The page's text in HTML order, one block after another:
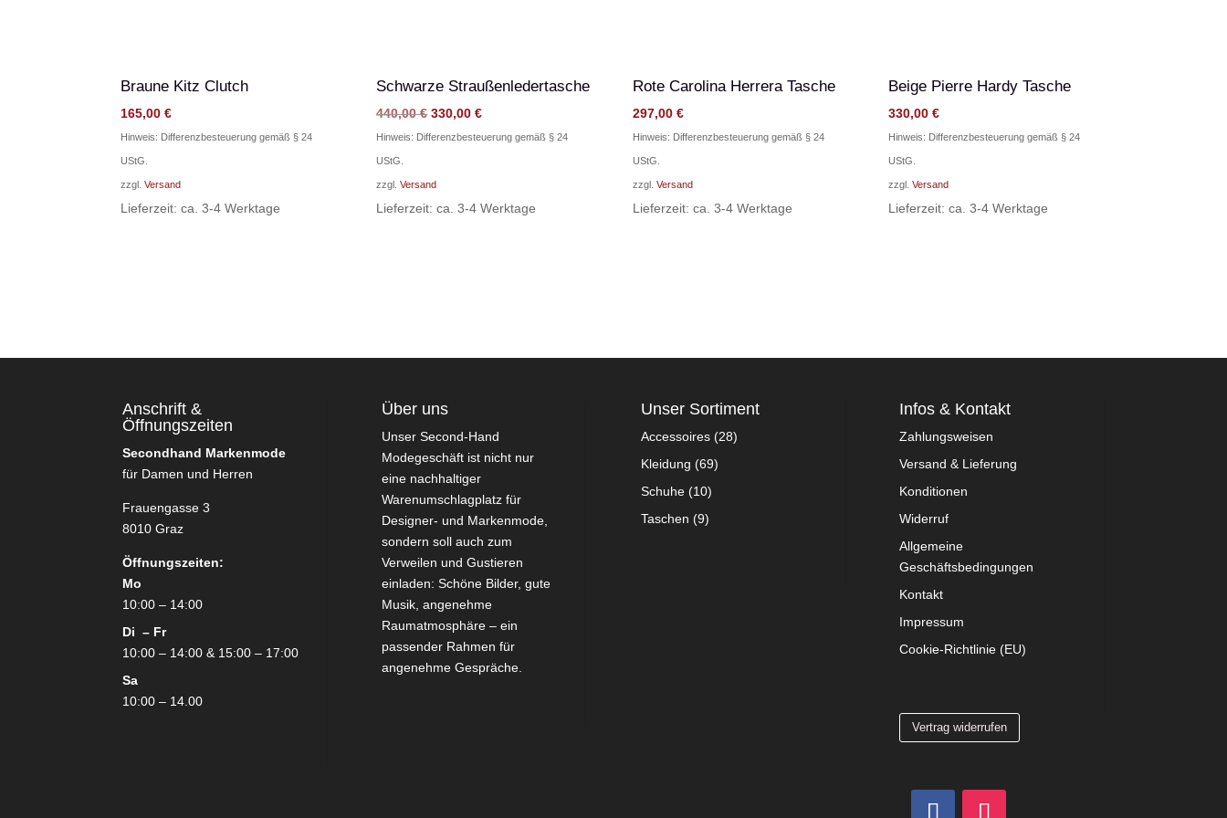
Braune Kitz Clutch
165,00 €
Hinweis: Differenzbesteuerung gemäß § 24
UStG.
zzgl. Versand
Lieferzeit: ca. 3-4 Werktage
Schwarze Straußenledertasche
440,00€ Ursprünglicher
Preis
440,00 €
330,00€Aktueller
Preis
Hinweis: Differenzbesteuerung gemäß § 24
UStG.
zzgl.Versand
Lieferzeit: ca. 3-4 Werktage
Rote Carolina Herrera Tasche
297,00 €
Hinweis: Differenzbesteuerung gemäß § 24
UStG.
zzgl. Versand
Lieferzeit: ca. 3-4 Werktage
Beige Pierre Hardy Tasche
330,00 €
Hinweis: Differenzbesteuerung gemäß § 24
UStG.
zzgl. Versand
Lieferzeit: ca. 3-4 Werktage
Anschrift &
Öffnungszeiten
Secondhand Markenmode
für Damen und Herren
Frauengasse 3
8010 Graz
Öffnungszeiten:
Mo
10:00 – 14:00
Di – Fr
10:00 – 14:00 & 15:00 – 17:00
Sa
10:00 – 14.00
Über uns
Unser Second-Hand
Modegeschäft ist nicht nur
eine nachhaltiger
Warenumschlagplatz für
Designer- und Markenmode,
sondern soll auch zum
Verweilen und Gustieren
einladen: Schöne Bilder, gute
Musik, angenehme
Raumatmosphäre – ein
passender Rahmen für
angenehme Gespräche.
Unser Sortiment
Accessoires (28)
Kleidung (69)
Schuhe (10)
Taschen (9)
Infos & Kontakt
Zahlungsweisen
Versand & Lieferung
Konditionen
Widerruf
Allgemeine
Geschäftsbedingungen
Kontakt
Impressum
Cookie-Richtlinie (EU)
Vertrag widerrufen